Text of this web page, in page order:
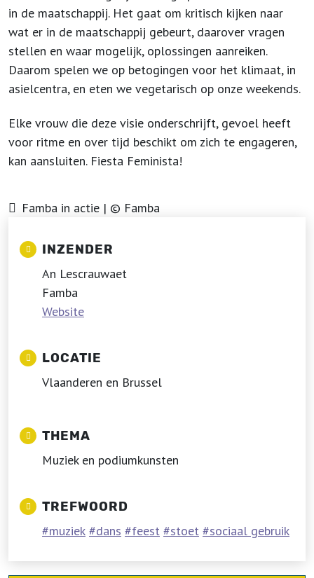
in de maatschappij. Het gaat om kritisch kijken naar
wat er in de maatschappij gebeurt, daarover vragen
stellen en waar mogelijk, oplossingen aanreiken.
Daarom spelen we op betogingen voor het klimaat, in
asielcentra, en eten we vegetarisch op onze weekends.
Elke vrouw die deze visie onderschrijft, gevoel heeft
voor ritme en over tijd beschikt om zich te engageren,
kan aansluiten. Fiesta Feminista!
Famba in actie | © Famba
INZENDER
An Lescrauwaet
Famba
Website
LOCATIE
Vlaanderen en Brussel
THEMA
Muziek en podiumkunsten
TREFWOORD
muziek dans feest stoet sociaal gebruik